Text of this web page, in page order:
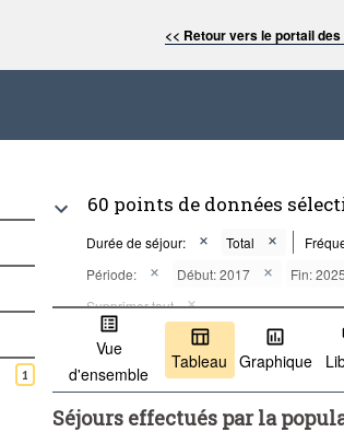
<< Retour vers le portail
1
60 points de données
Durée de séjour: Total
Période:
Début: 2017 Fin: 2025
Supprimer tout
Vue
d'ensemble
Tableau Graphique
Séjours effectués par la